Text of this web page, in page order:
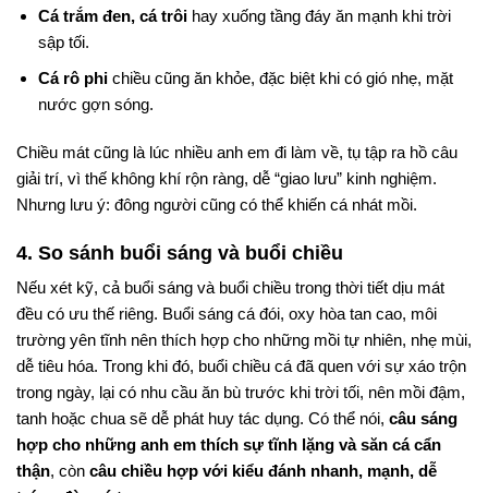
Cá trắm đen, cá trôihay xuống tầng đáy ăn mạnh khi trời
sập tối.
Cá rô phichiều cũng ăn khỏe, đặc biệt khi có gió nhẹ, mặt
nước gợn sóng.
Chiều mát cũng là lúc nhiều anh em đi làm về, tụ tập ra hồ câu
giải trí, vì thế không khí rộn ràng, dễ “giao lưu” kinh nghiệm.
Nhưng lưu ý: đông người cũng có thể khiến cá nhát mồi.
4. So sánh buổi sáng và buổi chiều
Nếu xét kỹ, cả buổi sáng và buổi chiều trong thời tiết dịu mát
đều có ưu thế riêng. Buổi sáng cá đói, oxy hòa tan cao, môi
trường yên tĩnh nên thích hợp cho những mồi tự nhiên, nhẹ mùi,
dễ tiêu hóa. Trong khi đó, buổi chiều cá đã quen với sự xáo trộn
trong ngày, lại có nhu cầu ăn bù trước khi trời tối, nên mồi đậm,
tanh hoặc chua sẽ dễ phát huy tác dụng. Có thể nói, câu sáng
hợp cho những anh em thích sự tĩnh lặng và săn cá cẩn
thận, còn câu chiều hợp với kiểu đánh nhanh, mạnh, dễ